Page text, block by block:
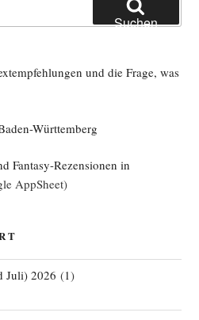
Suchen
und die Frage, was
Württemberg
Fantasy-Rezensionen in
AppSheet)
Juli) 2026 (1)